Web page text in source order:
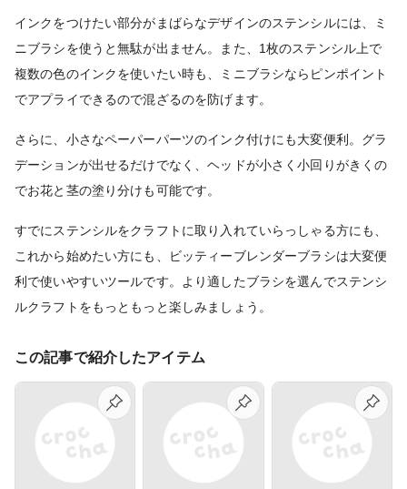
インクをつけたい部分がまばらなデザインのステンシルには、ミ
ニブラシを使うと無駄が出ません。また、1枚のステンシル上で
複数の色のインクを使いたい時も、ミニブラシならピンポイント
でアプライできるので混ざるのを防げます。
さらに、小さなペーパーパーツのインク付けにも大変便利。グラ
デーションが出せるだけでなく、ヘッドが小さく小回りがきくの
でお花と茎の塗り分けも可能です。
すでにステンシルをクラフトに取り入れていらっしゃる方にも、
これから始めたい方にも、ビッティーブレンダーブラシは大変便
利で使いやすいツールです。より適したブラシを選んでステンシ
ルクラフトをもっともっと楽しみましょう。
この記事で紹介したアイテム